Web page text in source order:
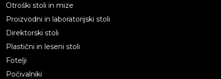
Otroški stoli in mize
Proizvodni in laboratorijski stoli
Direktorski stoli
Plastični in leseni stoli
Fotelji
Počivalniki